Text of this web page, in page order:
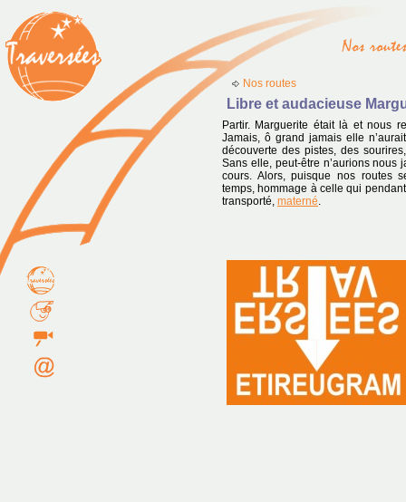
Nos routes
Libre et audacieuse
Partir. Marguerite était là et nous
Jamais, ô grand jamais elle
découverte des pistes, des
Sans elle, peut-être n’aurions nous
cours. Alors, puisque nos routes
temps, hommage à celle qui
transporté, materné.